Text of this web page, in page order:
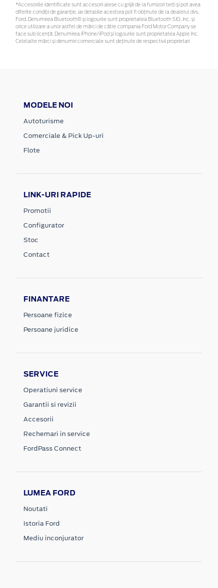
*Accesoriile identificate sunt accesorii alese cu grijă de la furnizori terți și pot avea
diferite condiții de garanție, iar detaliile acestora pot fi obținute de la dealerul dvs.
Ford. Denumirea Bluetooth® și logourile sunt proprietatea Bluetooth SIG, Inc. și
orice utilizare a unor astfel de mărci de către compania Ford Motor Company se
face sub licență. Denumirea iPhone/iPod și logourile sunt proprietatea Apple Inc.
Celelalte mărci și denumiri comerciale sunt deținute de respectivii proprietari
MODELE NOI
Autoturisme
Comerciale & Pick Up-uri
Flote
LINK-URI RAPIDE
Promotii
Configurator
Stoc
Contact
FINANTARE
Persoane fizice
Persoane juridice
SERVICE
Operatiuni service
Garantii si revizii
Accesorii
Rechemari in service
FordPass Connect
LUMEA FORD
Noutati
Istoria Ford
Mediu inconjurator